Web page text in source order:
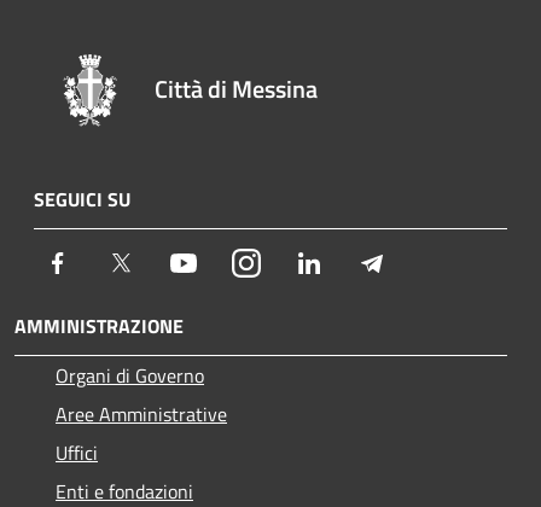
Città di Messina
SEGUICI SU
Facebook Twitter YoutubeInstagram LinkedIn
AMMINISTRAZIONE
Organi di Governo
Aree Amministrative
Uffici
Enti e fondazioni